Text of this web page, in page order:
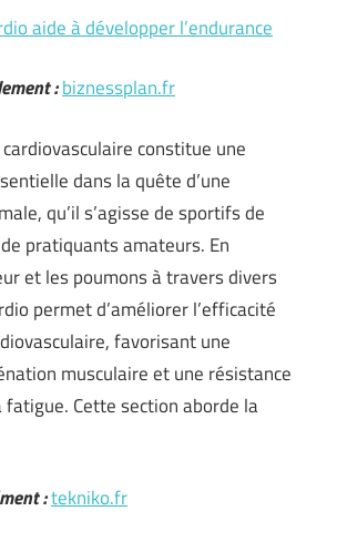
aide à développer l’endurance
:biznessplan.fr
constitue une
dans la quête d’une
qu’il s’agisse de sportifs de
pratiquants amateurs. En
et les poumons à travers divers
permet d’améliorer l’efficacité
favorisant une
musculaire et une résistance
fatigue. Cette section aborde la
:tekniko.fr